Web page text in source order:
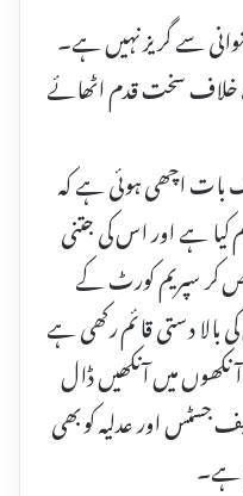
سے گریز نہیں ہے۔
خلاف سخت قدم اٹھائے
بات اچھی ہوئی ہے کہ
کیا ہے اور اس کی جتنی
کر سپریم کورٹ کے
بالا دستی قائم رکھی ہے
آ نکھوں میں آنکھیں ڈال
اور عدلیہ کو بھی